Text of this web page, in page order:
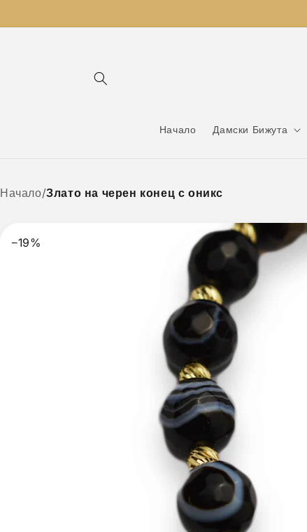
съдържанието
Начало Дамски Бижута
Начало/Злато на черен конец с оникс
−19%